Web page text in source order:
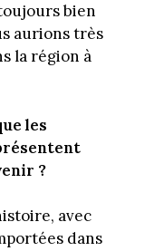
bien
aurions très
la région à
les
?
avec
dans